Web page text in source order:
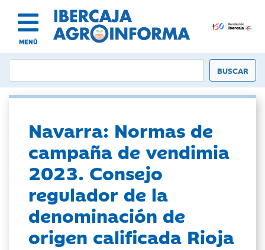
MENÚ
Navarra: Normas de
campaña de vendimia
2023. Consejo
regulador de la
denominación de
origen calificada Rioja